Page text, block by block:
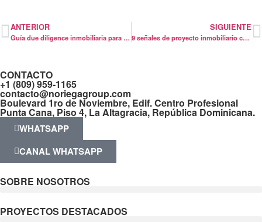
ANTERIOR
Guía due diligence inmobiliaria para invertir
SIGUIENTE
9 señales de proyecto inmobiliario confiable
CONTACTO
+1 (809) 959-1165
contacto@noriegagroup.com
Boulevard 1ro de Noviembre, Edif. Centro Profesional
Punta Cana, Piso 4, La Altagracia, República Dominicana.
WHATSAPP
CANAL WHATSAPP
SOBRE NOSOTROS
PROYECTOS DESTACADOS